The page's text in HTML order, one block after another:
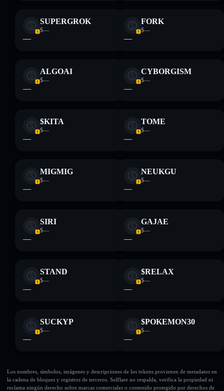
SUPERGROK
$—
—
FORK
$—
—
ALGOAI
$—
—
CYBORGISM
$—
—
$KITA
$—
—
TOME
$—
—
MIGMIG
$—
—
NEUKGU
$—
—
SIRI
$—
—
GAJAE
$—
—
STAND
$—
—
$RELAX
$—
—
SUCKYP
$—
—
$POKEMON30
$—
—
Los nombres, símbolos, imágenes y descripciones de los tokens provienen de metadatos en
la cadena de bloques y registros de terceros. Solflare no respalda, verifica la propiedad ni
reclama ningún derecho sobre marcas comerciales o contenido protegido por derechos de